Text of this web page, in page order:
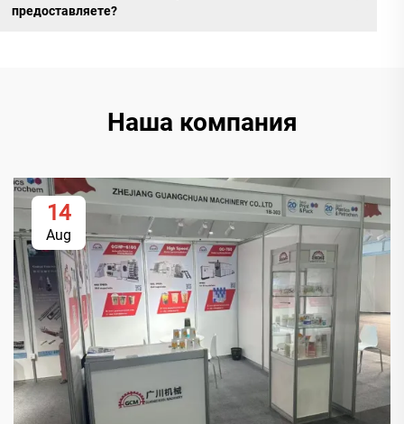
предоставляете?
Наша компания
14
Aug